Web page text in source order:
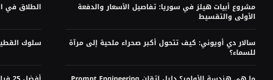
مشروع أبيات هيلز في سوريا: تفاصيل الأسعار والدفعة
الأولى والتقسيط
الطلاق في
سالار دي أويوني: كيف تتحول أكبر صحراء ملحية إلى مرآة
للسماء؟
سلوك